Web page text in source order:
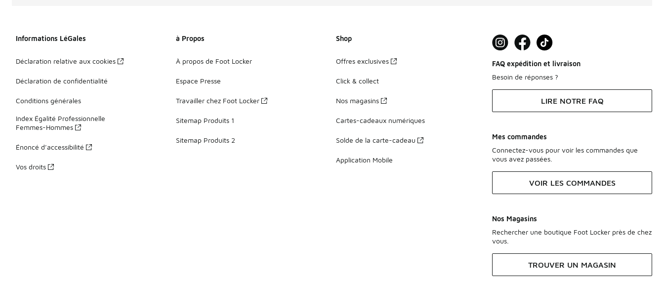
Informations LéGales
Déclaration relative aux cookies
Déclaration de confidentialité
Conditions générales
Index Égalité Professionnelle
Femmes-Hommes
Énoncé d’accessibilité
Vos droits
à Propos
À propos de Foot Locker
Espace Presse
Travailler chez Foot Locker
Sitemap Produits 1
Sitemap Produits 2
Shop
Offres exclusives
Click & collect
Nos magasins
Cartes-cadeaux numériques
Solde de la carte-cadeau
Application Mobile
FAQ expédition et livraison
Besoin de réponses ?
LIRE NOTRE FAQ
Mes commandes
Connectez-vous pour voir les commandes que
vous avez passées.
VOIR LES COMMANDES
Nos Magasins
Rechercher une boutique Foot Locker près de chez
vous.
TROUVER UN MAGASIN